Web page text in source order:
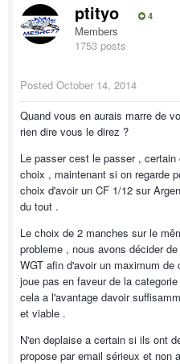
ptityo 4
Members
1753 posts
Posted October 14, 2014
Quand vous en aurais marre de
rien dire vous le direz ?
Le passer cest le passer ,
choix , maintenant si on regarde
choix d'avoir un CF 1/12 sur
du tout .
Le choix de 2 manches sur le
probleme , nous avons décider
WGT afin d'avoir un maximum
joue pas en faveur de la
cela a l'avantage davoir
et viable .
N'en deplaise a certain si ils ont
propose par email sérieux et non